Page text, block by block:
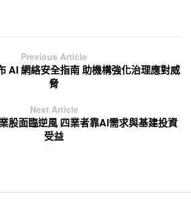
Previous Article
AI 網絡安全指南 助機構強化治理應對威
脅
Next Article
股面臨逆風 四業者靠AI需求與基建投資
受益